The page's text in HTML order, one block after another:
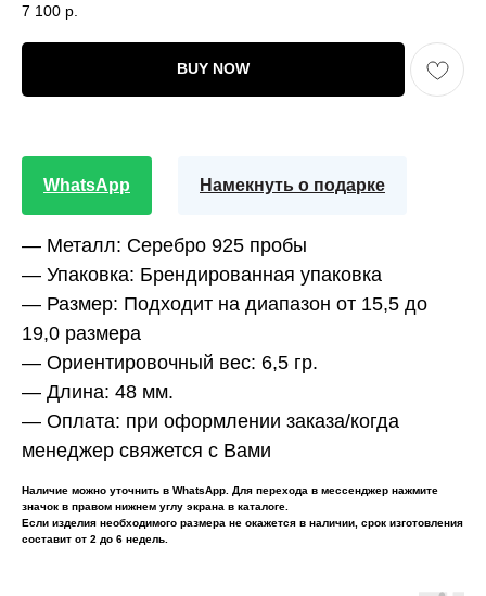
7 100 р.
BUY NOW
WhatsApp Намекнуть о подарке
— Металл: Серебро 925 пробы
— Упаковка: Брендированная упаковка
— Размер: Подходит на диапазон от 15,5 до
19,0 размера
— Ориентировочный вес: 6,5 гр.
— Длина: 48 мм.
— Оплата: при оформлении заказа/когда
менеджер свяжется с Вами
Наличие можно уточнить в WhatsApp. Для перехода в мессенджер нажмите
значок в правом нижнем углу экрана в каталоге.
Если изделия необходимого размера не окажется в наличии, срок изготовления
составит от 2 до 6 недель.